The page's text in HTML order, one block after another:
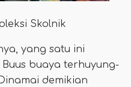
Skolnik
yang satu ini
buaya terhuyung-
demikian